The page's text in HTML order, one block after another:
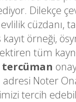
Dilekçe
cüzdanı,
örneği,
tüm
Noter
tercih